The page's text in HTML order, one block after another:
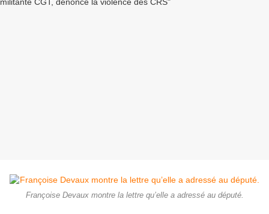
Françoise Devaux montre la lettre qu’elle a adressé au député.